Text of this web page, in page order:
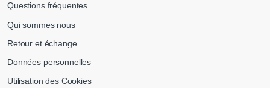
Questions fréquentes
Qui sommes nous
Retour et échange
Données personnelles
Utilisation des Cookies